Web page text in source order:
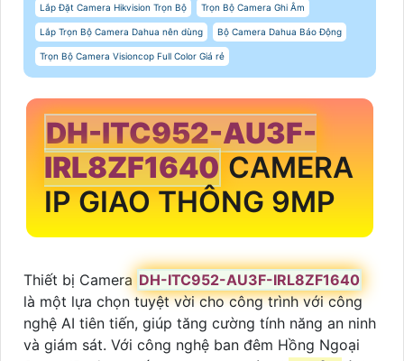
Lắp Đặt Camera Hikvision Trọn Bộ Trọn Bộ Camera Ghi Âm
Lắp Trọn Bộ Camera Dahua nên dùng Bộ Camera Dahua Báo Động
Trọn Bộ Camera Visioncop Full Color Giá rẻ
DH-ITC952-AU3F-
IRL8ZF1640 CAMERA
IP GIAO THÔNG 9MP
Thiết bị Camera DH-ITC952-AU3F-IRL8ZF1640
là một lựa chọn tuyệt vời cho công trình với công
nghệ AI tiên tiến, giúp tăng cường tính năng an ninh
và giám sát. Với công nghệ ban đêm Hồng Ngoại